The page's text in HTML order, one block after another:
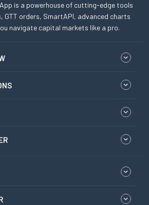
is a powerhouse of cutting-edge tools
GTT orders, SmartAPI, advanced charts
navigate capital markets like a pro.